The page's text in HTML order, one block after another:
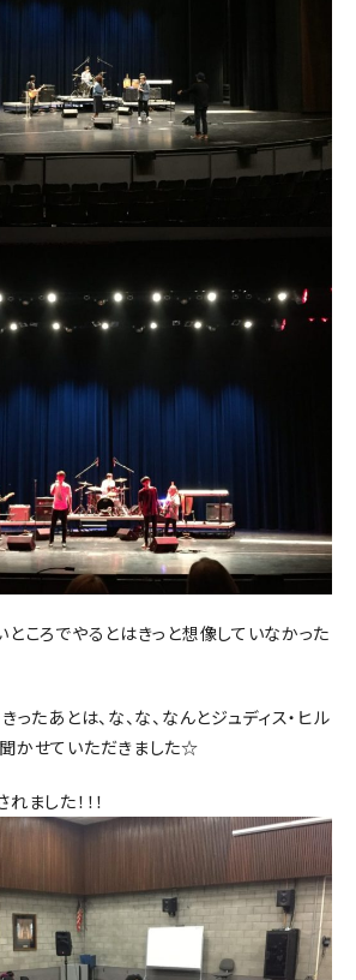
ころでやるとはきっと想像していなかった
ったあとは、な、な、なんとジュディス・ヒル
かせていただきました☆
ました！！！